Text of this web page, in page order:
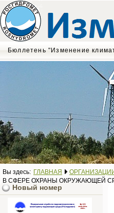
Бюллетень "Изменение
Вы здесь: ГЛАВНАЯ
В СФЕРЕ ОХРАНЫ ОКРУЖАЮЩЕЙ
Новый номер